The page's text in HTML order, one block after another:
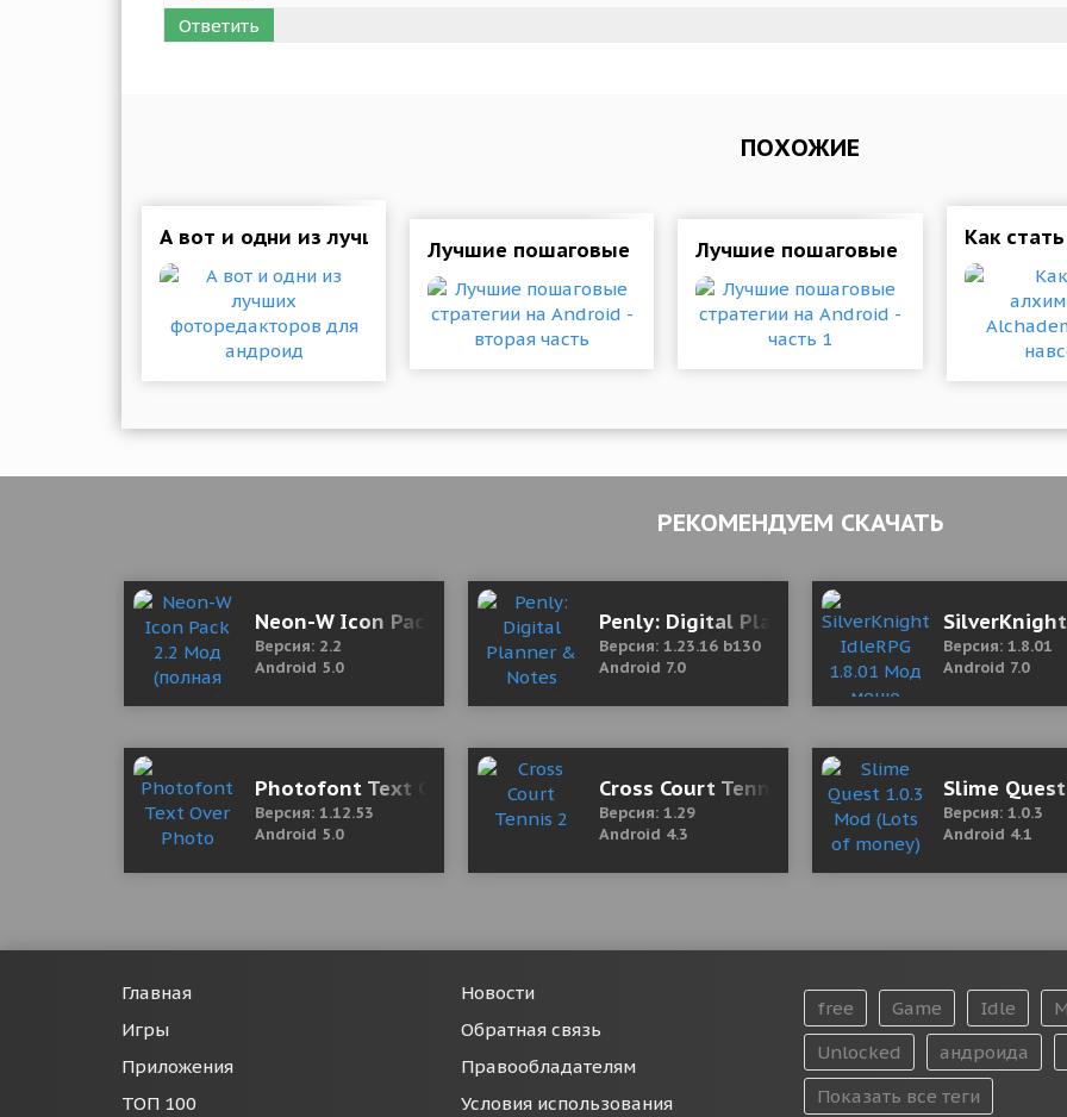
Ответить
ПОХОЖИЕ
А вот и одни из лучших фоторедакторов для андроид
Лучшие пошаговые стратегии на Android - вторая часть
Лучшие пошаговые стратегии на
Как
РЕКОМЕНДУЕМ СКАЧАТЬ
Neon-W Icon Pack 2.2 Мод (полная версия)
Версия: 2.2
Android 5.0
Penly: Digital Planner & Notes 1.23.16 b130
Версия: 1.23.16 b130
Android 7.0
Версия: 1.8.01
Android 7.0
Photofont Text Over Photo
Версия: 1.12.53
Android 5.0
Cross Court Tennis 2
Версия: 1.29
Android 4.3
Slime
Версия: 1.0.3
Android 4.1
Главная
Игры
Приложения
ТОП 100
Новости
Обратная связь
Правообладателям
Условия использования
free Game Idle
Unlocked
андроида
Показать все теги